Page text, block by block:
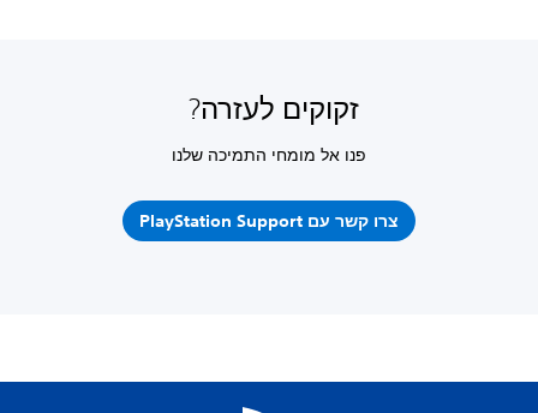
זקוקים לעזרה?
פנו אל מומחי התמיכה שלנו
צרו קשר עם PlayStation Support